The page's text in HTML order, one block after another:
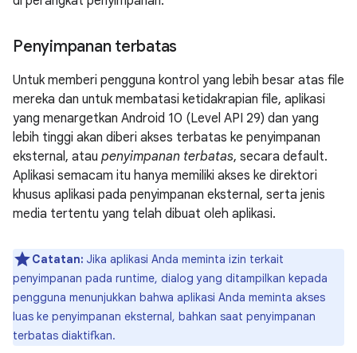
Penyimpanan terbatas
Untuk memberi pengguna kontrol yang lebih besar atas file
mereka dan untuk membatasi ketidakrapian file, aplikasi
yang menargetkan Android 10 (Level API 29) dan yang
lebih tinggi akan diberi akses terbatas ke penyimpanan
eksternal, atau penyimpanan terbatas, secara default.
Aplikasi semacam itu hanya memiliki akses ke direktori
khusus aplikasi pada penyimpanan eksternal, serta jenis
media tertentu yang telah dibuat oleh aplikasi.
Catatan: Jika aplikasi Anda meminta izin terkait
penyimpanan pada runtime, dialog yang ditampilkan kepada
pengguna menunjukkan bahwa aplikasi Anda meminta akses
luas ke penyimpanan eksternal, bahkan saat penyimpanan
terbatas diaktifkan.